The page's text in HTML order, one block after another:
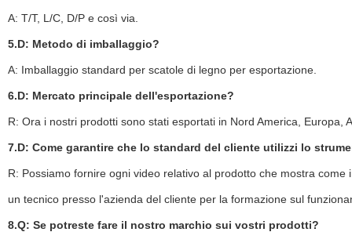
A: T/T, L/C, D/P e così via.
5.D: Metodo di imballaggio?
A: Imballaggio standard per scatole di legno per esportazione.
6.D: Mercato principale dell'esportazione?
R: Ora i nostri prodotti sono stati esportati in Nord America, Europa,
7.D: Come garantire che lo standard del cliente utilizzi lo
R: Possiamo fornire ogni video relativo al prodotto che mostra
un tecnico presso l'azienda del cliente per la formazione sul
8.Q: Se potreste fare il nostro marchio sui vostri prodotti?